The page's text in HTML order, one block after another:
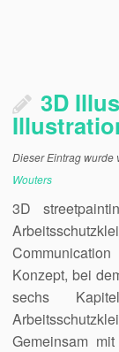
3D
Dieser Eintrag wurde
Wouters
3D
Konzept, bei
sechs
Gemeinsam